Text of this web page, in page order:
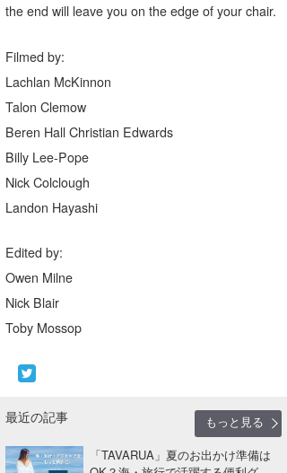
the end will leave you on the edge of your chair.
Filmed by:
Lachlan McKinnon
Talon Clemow
Beren Hall Christian Edwards
Billy Lee-Pope
Nick Colclough
Landon Hayashi
Edited by:
Owen Milne
Nick Blair
Toby Mossop
最近の記事
もっと見る
「TAVARUA」夏のお出かけ準備は
arukasvision
DELTA FORCE SURF
CBA Films
熊谷素子
嵯峨明日香
進士剛光
田原啓江
植村未来
NOBUFUKU
大野”MAR”修聖
+☆maki☆+
Aichan
chan-U
ECE
G◎Da
H
KOBU
KY
OYZ
S.K